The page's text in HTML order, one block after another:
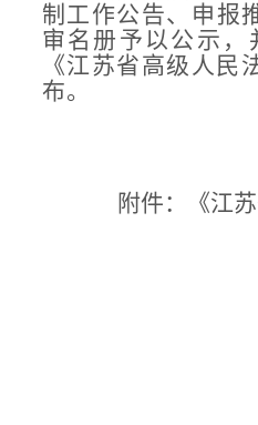
制工作公告、
申报
审名 册予以公示，
《江苏省高级人民
布。
附件： 《江